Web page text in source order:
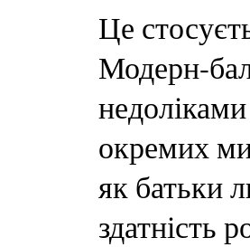
Це
Модерн-
окремих
як батьки
здатність